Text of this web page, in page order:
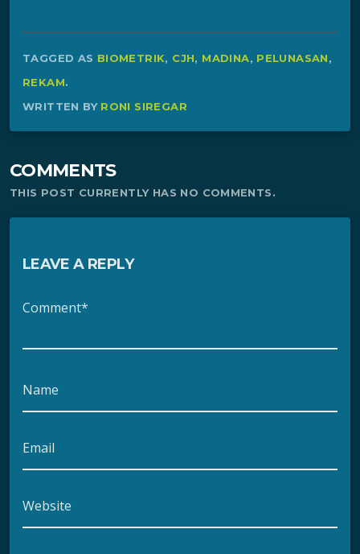
TAGGED AS BIOMETRIK, CJH, MADINA, PELUNASAN,
REKAM.
WRITTEN BY RONI SIREGAR
COMMENTS
THIS POST CURRENTLY HAS NO COMMENTS.
LEAVE A REPLY
Comment*
Name
Email
Website